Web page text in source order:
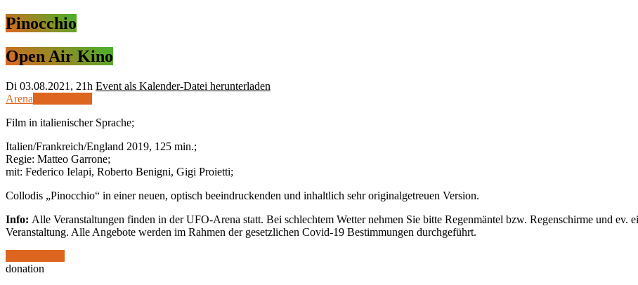
Pinocchio
Open Air Kino
Di 03.08.2021, 21h Event als Kalender-Datei herunterladen
Arena
Film in italienischer Sprache;
Italien/Frankreich/England 2019, 125 min.;
Regie: Matteo Garrone;
mit: Federico Ielapi, Roberto Benigni, Gigi Proietti;
Collodis „Pinocchio“ in einer neuen, optisch beeindruckenden und inhaltlich sehr originalgetreuen Version.
Info: Alle Veranstaltungen finden in der UFO-Arena statt. Bei schlechtem Wetter nehmen Sie bitte Regenmäntel bzw. Regenschirme und ev.
Veranstaltung. Alle Angebote werden im Rahmen der gesetzlichen Covid-19 Bestimmungen durchgeführt.
donation